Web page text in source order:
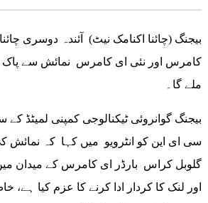
بیجنگ (چائنا اکنامک نیٹ) آئندہ دوسری
کامرس اور نئی ای کامرس نمائش سے پاک
ملے گا۔
بیجنگ گوانروئی ٹیکنالوجی کمپنی لمیٹڈ کے
سی ای این کو انٹرویو میں کہا کہ نمائش
گلوبل کراس بارڈر ای کامرس کے میدان
اور لنک کا کردار ادا کرنے کا عزم کیا ہے،